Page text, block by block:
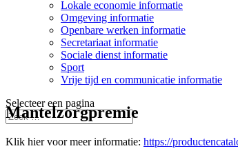
Lokale economie informatie
Omgeving informatie
Openbare werken informatie
Secretariaat informatie
Sociale dienst informatie
Sport
Vrije tijd en communicatie informatie
Selecteer een pagina
Mantelzorgpremie
Klik hier voor meer informatie: https://